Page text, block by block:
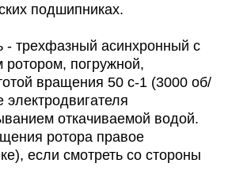
подшипниках.
- трехфазный асинхронный с
ротором, погружной,
вращения 50 с-1 (3000 об/
откачиваемой водой.
ротора правое
если смотреть со стороны